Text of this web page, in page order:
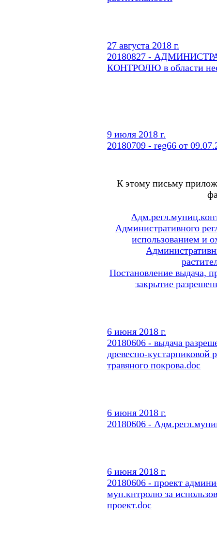
27 августа 2018 г.
20180827 -
КОНТРОЛЮ в области
9 июля 2018 г.
20180709 - reg66 от
К этому письму
Административного
использованием и
Постановление выдача,
закрытие
6 июня 2018 г.
20180606 - выдача
древесно-кустарниковой
травяного покрова.doc
6 июня 2018 г.
20180606 -
6 июня 2018 г.
20180606 - проект
муп.кнтролю за
проект.doc